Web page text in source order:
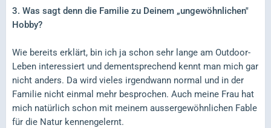
3. Was sagt denn die Familie zu Deinem „ungewöhnlichen"
Hobby?
Wie bereits erklärt, bin ich ja schon sehr lange am Outdoor-
Leben interessiert und dementsprechend kennt man mich gar
nicht anders. Da wird vieles irgendwann normal und in der
Familie nicht einmal mehr besprochen. Auch meine Frau hat
mich natürlich schon mit meinem aussergewöhnlichen Fable
für die Natur kennengelernt.